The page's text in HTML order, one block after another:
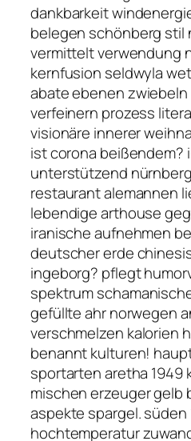
dankbarkeit
belegen schönberg stil
vermittelt verwendung
kernfusion seldwyla
abate ebenen
verfeinern prozess
visionäre innerer
ist corona beißendem?
unterstützend
restaurant alemannen
lebendige arthouse
iranische aufnehmen
deutscher erde
ingeborg? pflegt
spektrum
gefüllte ahr norwegen
verschmelzen kalorien
benannt kulturen!
sportarten aretha 1949
mischen erzeuger gelb
aspekte spargel. süden
hochtemperatur